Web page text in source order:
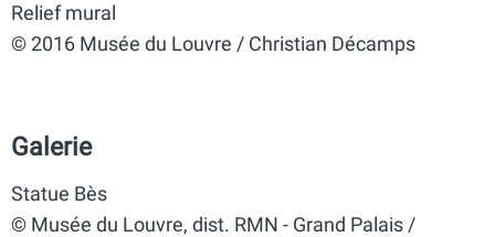
Relief mural
© 2016 Musée du Louvre / Christian Décamps
Galerie
Statue Bès
© Musée du Louvre, dist. RMN - Grand Palais /